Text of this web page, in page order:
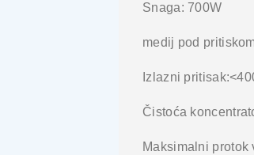
Snaga: 700W
medij pod
Izlazni
Čistoća
Maksimalni protok